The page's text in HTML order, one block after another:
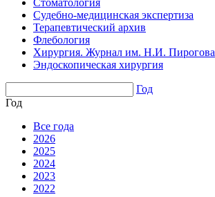
Стоматология
Судебно-медицинская экспертиза
Терапевтический архив
Флебология
Хирургия. Журнал им. Н.И. Пирогова
Эндоскопическая хирургия
Год
Год
Все года
2026
2025
2024
2023
2022